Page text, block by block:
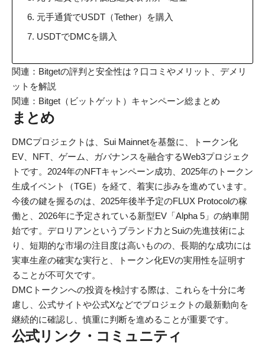
元手通貨でUSDT（Tether）を購入
USDTでDMCを購入
関連： Bitgetの評判と安全性は？口コミやメリット、デメリ
ットを解説
関連： Bitget（ビットゲット）キャンペーン総まとめ
まとめ
DMCプロジェクトは、Sui Mainnetを基盤に、トークン化
EV、NFT、ゲーム、ガバナンスを融合するWeb3プロジェク
トです。2024年のNFTキャンペーン成功、2025年のトークン
生成イベント（TGE）を経て、着実に歩みを進めています。
今後の鍵を握るのは、2025年後半予定のFLUX Protocolの稼
働と、2026年に予定されている新型EV「Alpha 5」の納車開
始です。デロリアンというブランド力とSuiの先進技術によ
り、短期的な市場の注目度は高いものの、長期的な成功には
実車生産の確実な実行と、トークン化EVの実用性を証明す
ることが不可欠です。
DMCトークンへの投資を検討する際は、これらを十分に考
慮し、公式サイトや公式Xなどでプロジェクトの最新動向を
継続的に確認し、慎重に判断を進めることが重要です。
公式リンク・コミュニティ